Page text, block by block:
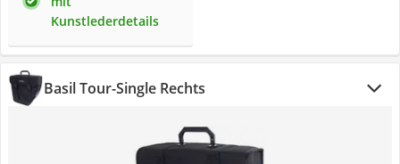
Kunstlederdetails
Basil Tour-Single Rechts